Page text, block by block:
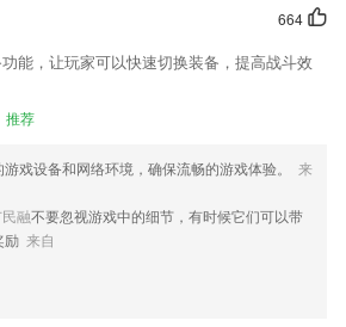
热点，探寻城区魅力，感受黄陂之美；
所有人使用，是一款非常好用的工具。
键搞定，省时省力省心。
戏下载软件优势
速，告别卡顿。
在里面，2265用户查看最全的阅读也会非常的
664
能，让玩家可以快速切换装备，提高战斗效
推荐
游戏设备和网络环境，确保流畅的游戏体验。
来
融不要忽视游戏中的细节，有时候它们可以带
励 来自